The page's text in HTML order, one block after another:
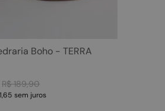
Boho - TERRA
R$ 189,90
sem juros